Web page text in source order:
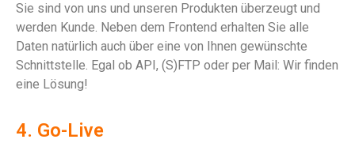
Sie sind von uns und unseren Produkten überzeugt und
werden Kunde. Neben dem Frontend erhalten Sie alle
Daten natürlich auch über eine von Ihnen gewünschte
Schnittstelle. Egal ob API, (S)FTP oder per Mail: Wir finden
eine Lösung!
4. Go-Live